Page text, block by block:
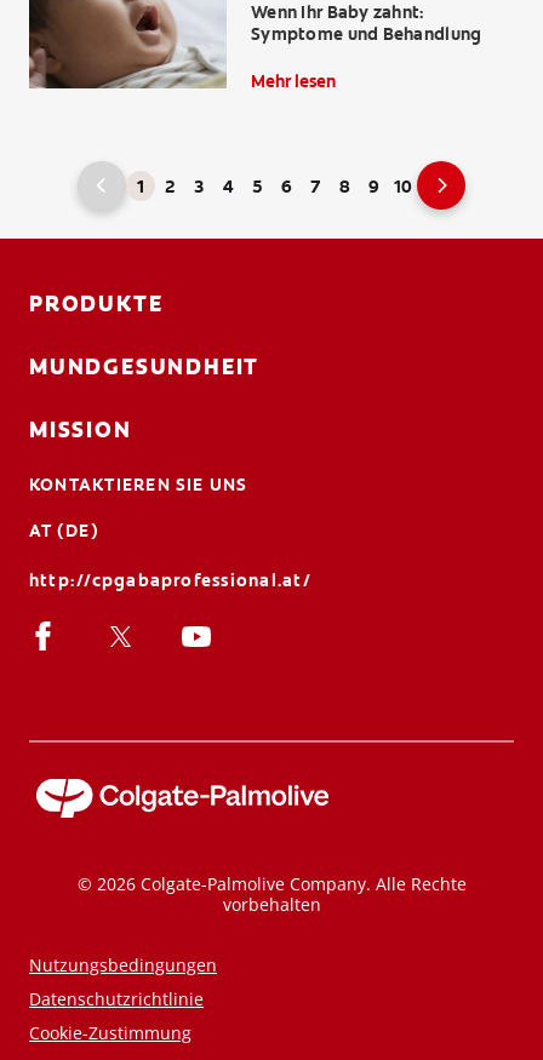
Wenn Ihr Baby zahnt:
Symptome und Behandlung
Mehr lesen
1 2 3 4 5 6 7 8 9 10
PRODUKTE
MUNDGESUNDHEIT
MISSION
KONTAKTIEREN SIE UNS
AT (DE)
http://cpgabaprofessional.at/
© 2026 Colgate-Palmolive Company. Alle Rechte
vorbehalten
Nutzungsbedingungen
Datenschutzrichtlinie
Cookie-Zustimmung